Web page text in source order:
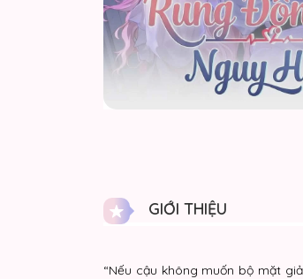
GIỚI THIỆU
“Nếu cậu không muốn bộ mặt